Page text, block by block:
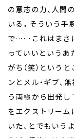
の意志の力、人間
いる。そういう手
で……これはまさ
っていいというあ
がち（笑）という
ンとメル・ギブ、
う両極から出発し
をエクストリーム
いた、とでもい